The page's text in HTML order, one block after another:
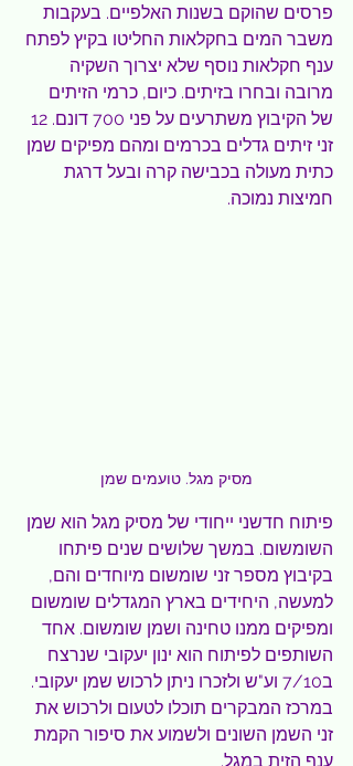
פרסים שהוקם בשנות האלפיים. בעקבות
משבר המים בחקלאות החליטו בקיץ לפתח
ענף חקלאות נוסף שלא יצרוך השקיה
מרובה ובחרו בזיתים. כיום, כרמי הזיתים
זני זיתים גדלים בכרמים ומהם מפיקים שמן
כתית מעולה בכבישה קרה ובעל דרגת
חמיצות נמוכה.
מסיק מגל. טועמים שמן
פיתוח חדשני ייחודי של מסיק מגל הוא שמן
השומשום. במשך שלושים שנים פיתחו
בקיבוץ מספר זני שומשום מיוחדים והם,
למעשה, היחידים בארץ המגדלים שומשום
ומפיקים ממנו טחינה ושמן שומשום. אחד
השותפים לפיתוח הוא ינון יעקובי שנרצח
ב7/10 וע"ש ולזכרו ניתן לרכוש שמן יעקובי.
במרכז המבקרים תוכלו לטעום ולרכוש את
זני השמן השונים ולשמוע את סיפור הקמת
ענף הזית במגל.